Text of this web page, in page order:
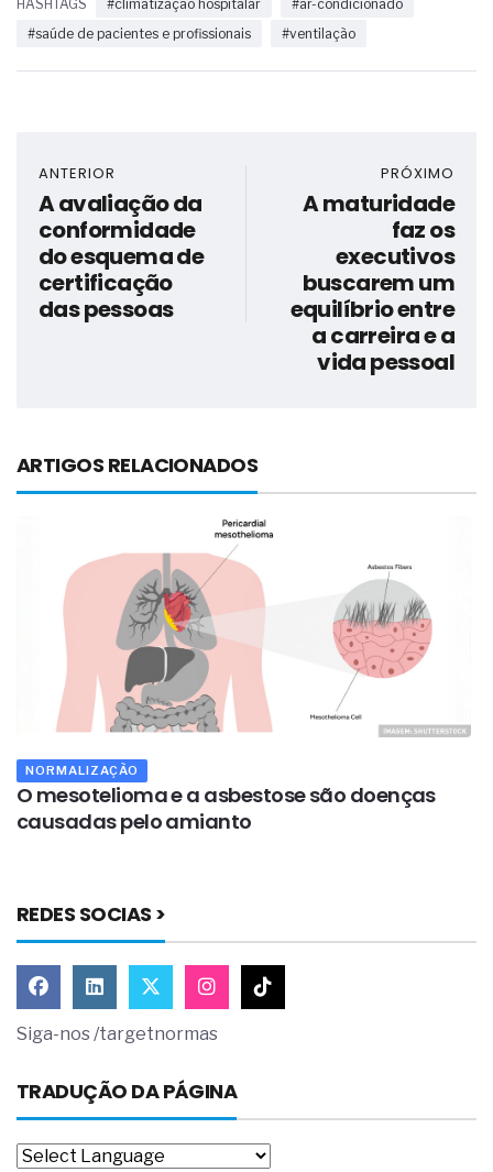
HASHTAGS #climatização hospitalar
#ar-condicionado
#saúde de pacientes e profissionais
#ventilação
ANTERIOR
A avaliação da
conformidade
do esquema de
certificação
das pessoas
PRÓXIMO
A maturidade
faz os
executivos
buscarem um
equilíbrio entre
a carreira e a
vida pessoal
ARTIGOS RELACIONADOS
NORMALIZAÇÃO
O mesotelioma e a asbestose são doenças
causadas pelo amianto
REDES SOCIAS >
Siga-nos /targetnormas
TRADUÇÃO DA PÁGINA